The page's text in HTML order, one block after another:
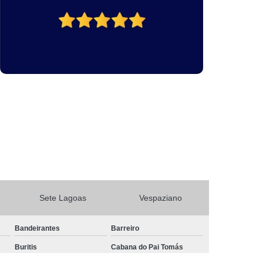
Sete Lagoas Vespaziano
Bandeirantes Barreiro
Buritis Cabana do Pai Tomás